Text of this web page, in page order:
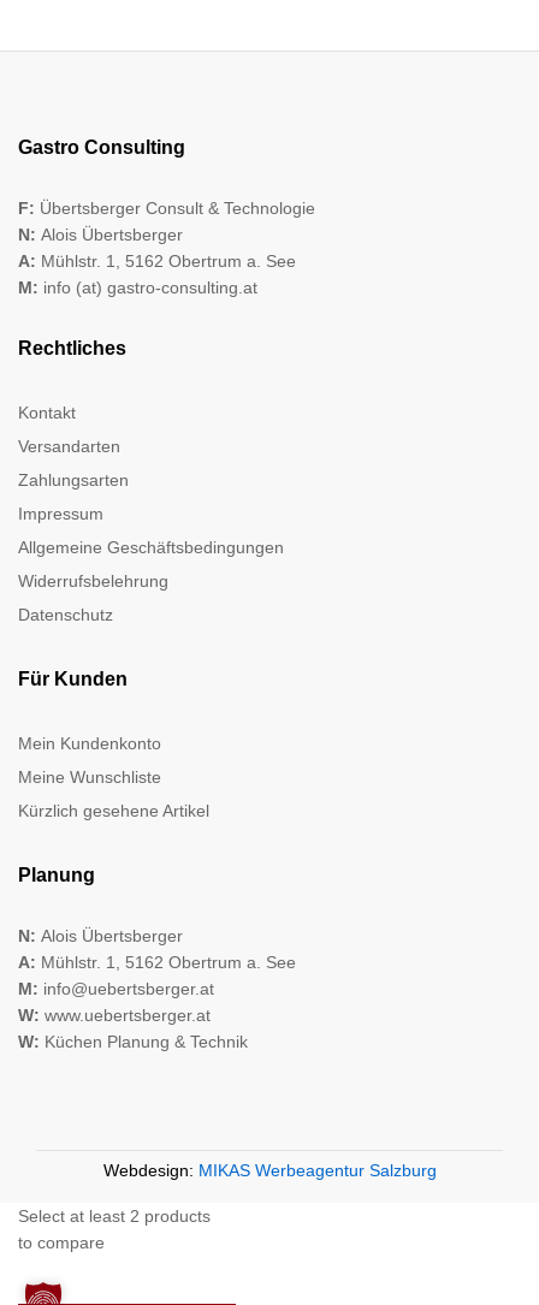
Gastro Consulting
F: Übertsberger Consult & Technologie
N: Alois Übertsberger
A: Mühlstr. 1, 5162 Obertrum a. See
M: info (at) gastro-consulting.at
Rechtliches
Kontakt
Versandarten
Zahlungsarten
Impressum
Allgemeine Geschäftsbedingungen
Widerrufsbelehrung
Datenschutz
Für Kunden
Mein Kundenkonto
Meine Wunschliste
Kürzlich gesehene Artikel
Planung
N: Alois Übertsberger
A: Mühlstr. 1, 5162 Obertrum a. See
M: info@uebertsberger.at
W: www.uebertsberger.at
W: Küchen Planung & Technik
Webdesign: MIKAS Werbeagentur Salzburg
Select at least 2 products
to compare